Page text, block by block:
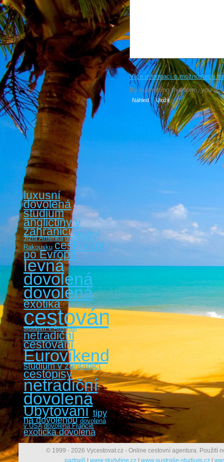
luxusní
dovolená
studium
angličtiny v
zahraničí dovolená
Jižní Amerika dovolená v
Rakousku cestovaní
po Evropě
levná
dovolená
dovolená
exotika
cestování
studium v Austrálii
netradiční
cestování
Eurovíkendy
studium v zahraničí
cestopisy
netradiční
dovolená
Ubytování tipy
na dovolenou dovolená
v USA dovolená Francie
exotická dovolená
Více informací o možnostech
By submitting this form, you
© 1999 - 2026 Vycestovat.cz - Online cestovní agentura. Použití
partneři
www.studyline.cz www.australie-studium.cz